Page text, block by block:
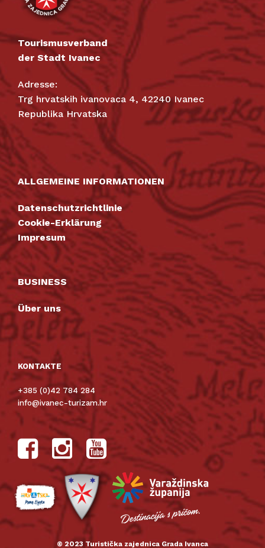
Tourismusverband
der Stadt Ivanec
Adresse:
Trg hrvatskih ivanovaca 4, 42240 Ivanec
Republika Hrvatska
ALLGEMEINE INFORMATIONEN
Datenschutzrichtlinie
Cookie-Erklärung
Impresum
BUSINESS
Über uns
KONTAKTE
+385 (0)42 784 284
info@ivanec-turizam.hr
© 2023 Turistička zajednica Grada Ivanca